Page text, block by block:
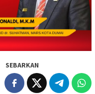
SEBARKAN